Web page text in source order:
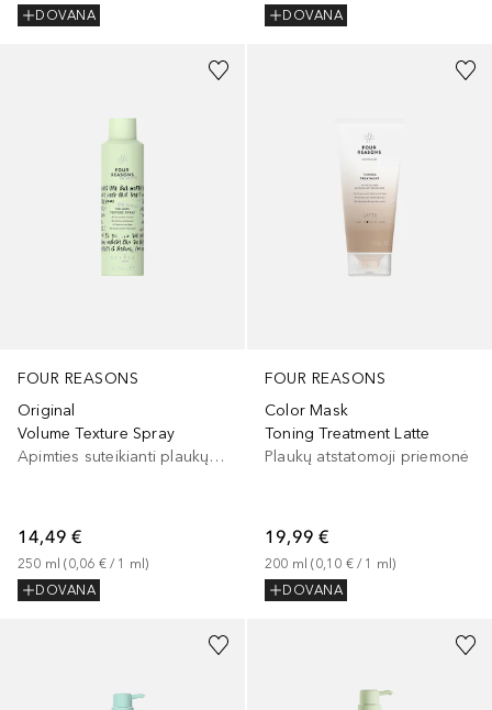
DOVANA
DOVANA
FOUR REASONS
Original
Volume Texture Spray
Apimties suteikianti plaukų priemonė
14,49 €
250 ml (0,06 € / 1 ml)
DOVANA
FOUR REASONS
Color Mask
Toning Treatment Latte
Plaukų atstatomoji priemonė
19,99 €
200 ml (0,10 € / 1 ml)
DOVANA